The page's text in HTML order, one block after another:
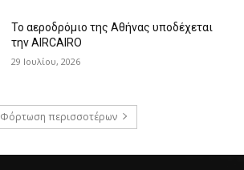
Το αεροδρόμιο της Αθήνας υποδέχεται
την AIRCAIRO
29 Ιουλίου, 2026
Φόρτωση περισσοτέρων